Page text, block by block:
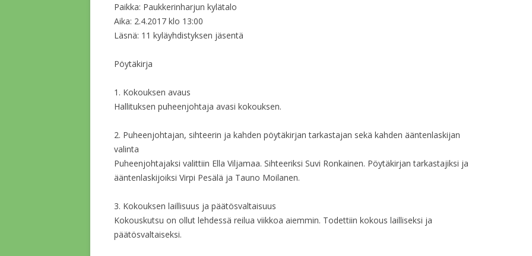
HALLITUKSEN
HALLITUKSEN
HALLITUKSEN
HALLITUKSEN
HALLITUKSEN
HALLITUKSEN
HALLITUKSEN
Paikka: Paukkerinharjun kylätalo
Aika: 2.4.2017 klo 13:00
Läsnä: 11 kyläyhdistyksen jäsentä
Pöytäkirja
1. Kokouksen avaus
Hallituksen puheenjohtaja avasi kokouksen.
2. Puheenjohtajan, sihteerin ja kahden pöytäkirjan tarkastajan sekä kahden ääntenlaskijan
valinta
Puheenjohtajaksi valittiin Ella Viljamaa. Sihteeriksi Suvi Ronkainen. Pöytäkirjan tarkastajiksi ja
ääntenlaskijoiksi Virpi Pesälä ja Tauno Moilanen.
3. Kokouksen laillisuus ja päätösvaltaisuus
Kokouskutsu on ollut lehdessä reilua viikkoa aiemmin. Todettiin kokous lailliseksi ja
päätösvaltaiseksi.